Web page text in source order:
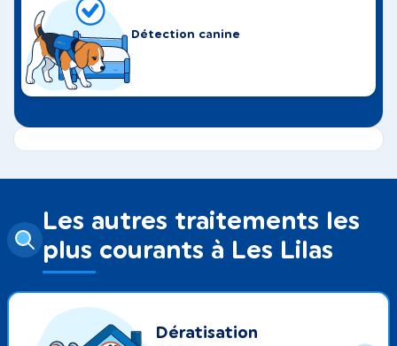
Détection canine
Les autres traitements les
plus courants à Les Lilas
Dératisation